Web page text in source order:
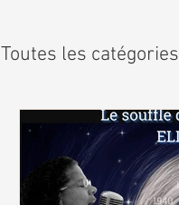
Toutes les catégories